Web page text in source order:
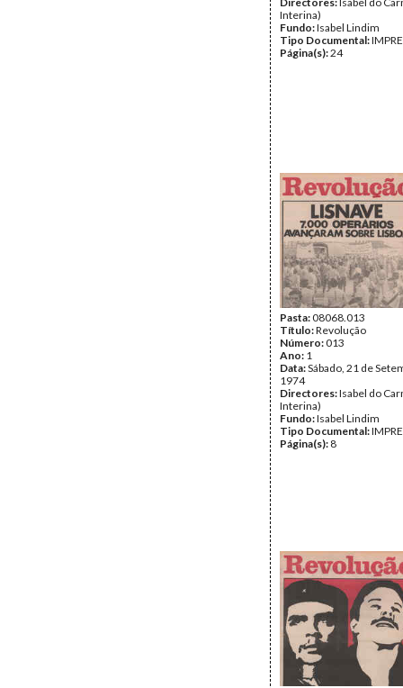
Interina)
Fundo:Isabel Lindim
Tipo Documental:
Página(s):24
Pasta:08068.013
Título:Revolução
Número:013
Ano: 1
Data:Sábado, 21 de
1974
Directores:Isabel do
Interina)
Fundo:Isabel Lindim
Tipo Documental:
Página(s): 8